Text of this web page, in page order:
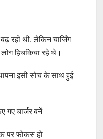
रही थी, लेकिन चार्जिंग
हिचकिचा रहे थे।
इसी सोच के साथ हुई
गए चार्जर बनें
पर फोकस हो